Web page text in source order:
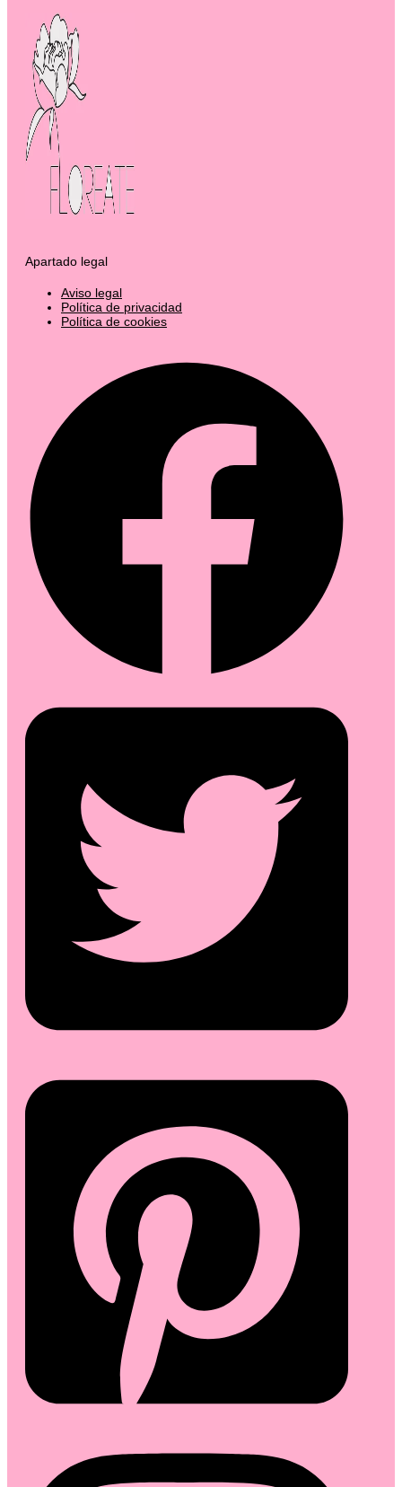
Apartado legal
Aviso legal
Política de privacidad
Política de cookies